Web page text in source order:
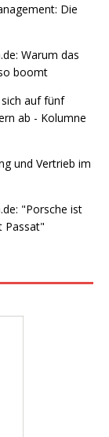
Die
Warum das
boomt
auf fünf
ab - Kolumne
und Vertrieb im
"Porsche ist
Passat"